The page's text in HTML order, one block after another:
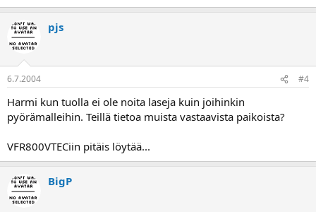
pjs
6.7.2004 #4
Harmi kun tuolla ei ole noita laseja kuin joihinkin
pyörämalleihin. Teillä tietoa muista vastaavista paikoista?
VFR800VTECiin pitäis löytää...
BigP